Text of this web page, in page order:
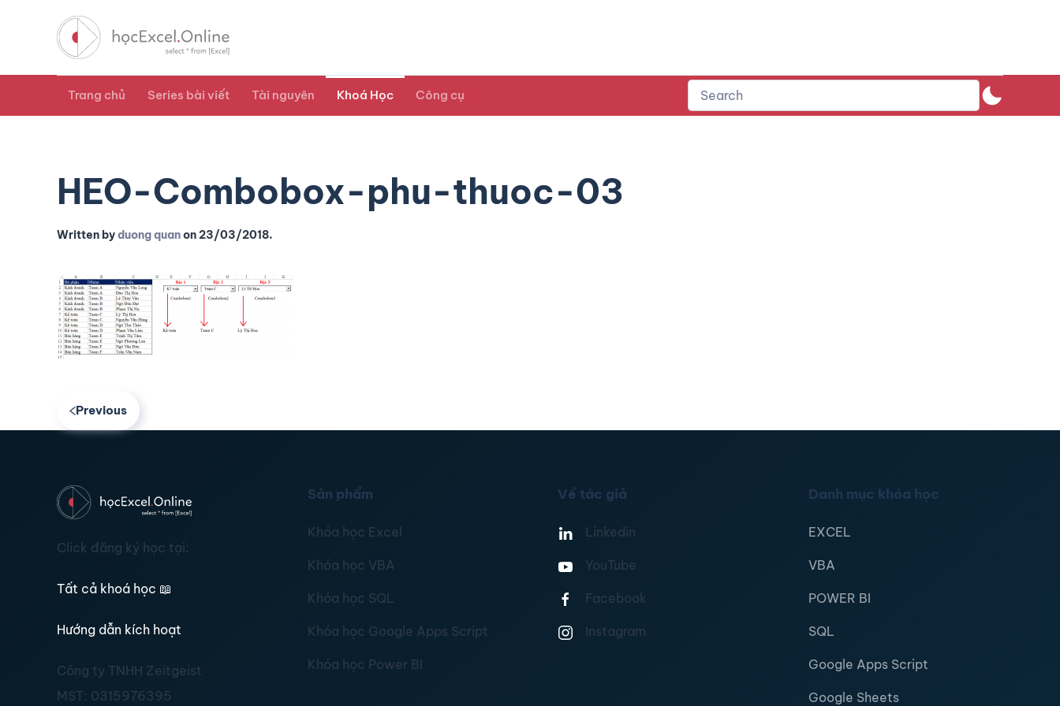
Trang chủ Series bài viết Tài nguyên Khoá Học Công cụ
HEO-Combobox-phu-thuoc-03
Written byduong quanon23/03/2018.
Previous
Click đăng ký học tại:
Tất cả khoá học 📖
Hướng dẫn kích hoạt
Công ty TNHH Zeitgeist
MST: 0315976395
Sản phẩm
Khóa học Excel
Khóa học VBA
Khóa học SQL
Khóa học Google Apps Script
Khóa học Power BI
Về tác giả
Linkedin
YouTube
Facebook
Instagram
Danh mục khóa học
EXCEL
VBA
POWER BI
SQL
Google Apps Script
Google Sheets